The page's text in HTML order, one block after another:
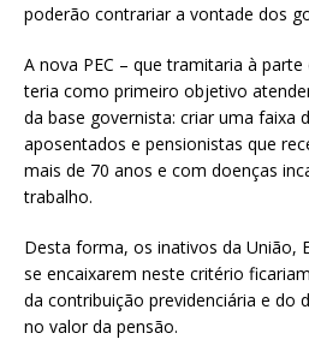
poderão contrariar a vontade dos
A nova PEC – que tramitaria à
teria como primeiro objetivo
da base governista: criar uma faixa
aposentados e pensionistas que
mais de 70 anos e com doenças
trabalho.
Desta forma, os inativos da União,
se encaixarem neste critério
da contribuição previdenciária e do
no valor da pensão.